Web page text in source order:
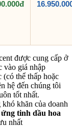
được cung cấp ở
vào giá nhập
thể thấp hoặc
hệ đến chúng tôi
tốt nhất.
khăn của doanh
tinh dầu hoa
nhất